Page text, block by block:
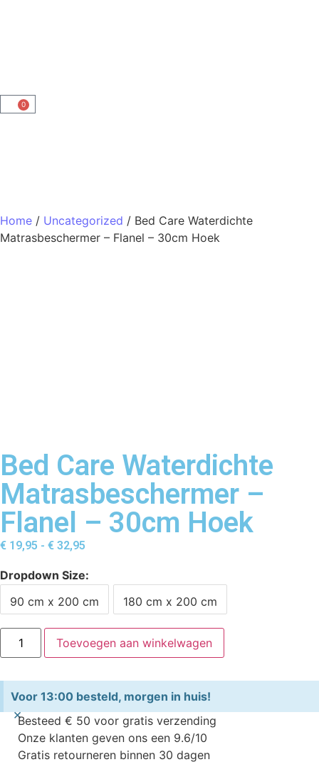
0
Home / Uncategorized / Bed Care Waterdichte
Matrasbeschermer – Flanel – 30cm Hoek
Bed Care Waterdichte
Matrasbeschermer –
Flanel – 30cm Hoek
€ 19,95 - € 32,95
Dropdown Size
90 cm x 200 cm
180 cm x 200 cm
Toevoegen aan winkelwagen
Voor 13:00 besteld, morgen in huis!
×Besteed € 50 voor gratis verzending
Onze klanten geven ons een 9.6/10
Gratis retourneren binnen 30 dagen